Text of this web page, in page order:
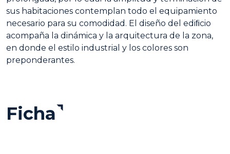
sus habitaciones contemplan todo el equipamiento
necesario para su comodidad. El diseño del ediﬁcio
acompaña la dinámica y la arquitectura de la zona,
en donde el estilo industrial y los colores son
preponderantes.
Ficha